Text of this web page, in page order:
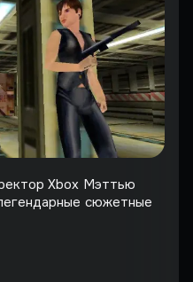
Xbox Мэттью
сюжетные